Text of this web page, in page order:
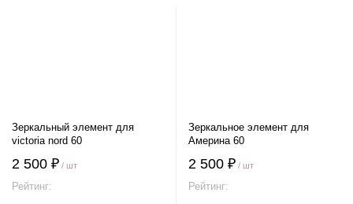
Зеркальный элемент для
victoria nord 60
2 500 ₽ / шт
Рейтинг:
Зеркальное элемент для
Америна 60
2 500 ₽ / шт
Рейтинг: